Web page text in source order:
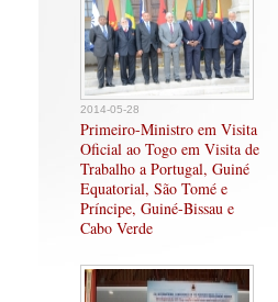
2014-05-28
Primeiro-Ministro em Visita
Oficial ao Togo em Visita de
Trabalho a Portugal, Guiné
Equatorial, São Tomé e
Príncipe, Guiné-Bissau e
Cabo Verde